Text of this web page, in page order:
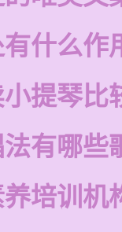
什么作
提琴比
法有哪些
培训机